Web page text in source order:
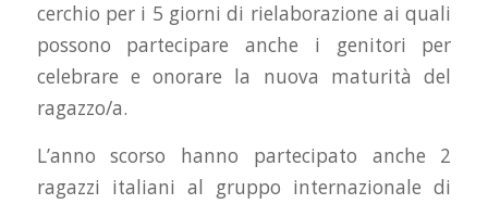
cerchio per i 5 giorni di rielaborazione ai quali
possono partecipare anche i genitori per
celebrare e onorare la nuova maturità del
ragazzo/a.
L’anno scorso hanno partecipato anche 2
ragazzi italiani al gruppo internazionale di